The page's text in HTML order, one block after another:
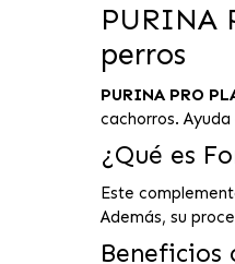
PURINA
perros
PURINA PRO
cachorros.
¿Qué es
Este
Además, su
Beneficios